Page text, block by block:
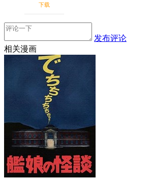
下载
发布评论
相关漫画